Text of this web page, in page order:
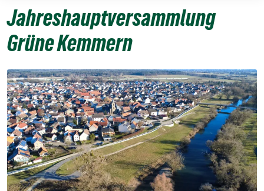
Jahreshauptversammlung
Grüne Kemmern